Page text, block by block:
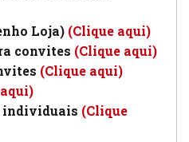
Loja) (Clique aqui)
convites (Clique aqui)
(Clique aqui)
individuais (Clique